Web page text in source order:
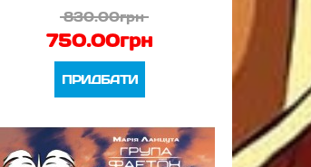
830.00грн
750.00грн
ПРИДБАТИ